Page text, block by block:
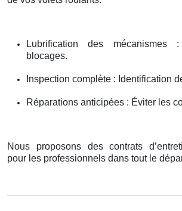
Lubrification des mécanismes
blocages.
Inspection complète : Identification
Réparations anticipées : Éviter les
Nous proposons des contrats
pour les professionnels dans tout le